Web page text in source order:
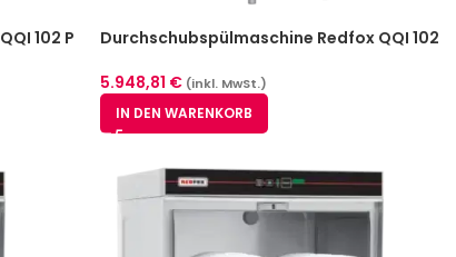
102 P
Durchschubspülmaschine Redfox QQI 102
5.948,81 € (inkl. MwSt.)
IN DEN WARENKORB